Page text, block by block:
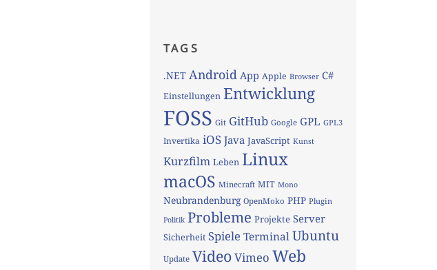
TAGS
.NET Android App Apple Browser C#
Einstellungen Entwicklung
FOSS Git GitHub Google GPL GPL3
Invertika iOS Java JavaScript Kunst
Kurzfilm Leben Linux
macOS Minecraft MIT Mono
Neubrandenburg OpenMoko PHP Plugin
Politik Probleme Projekte Server
Sicherheit Spiele TerminalUbuntu
Update VideoVimeo Web